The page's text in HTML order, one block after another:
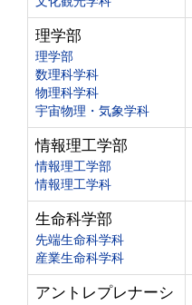
理学部
理学部
数理科学科
物理科学科
宇宙物理・気象学科
情報理工学部
情報理工学部
情報理工学科
生命科学部
先端生命科学科
産業生命科学科
アントレプレナーシ